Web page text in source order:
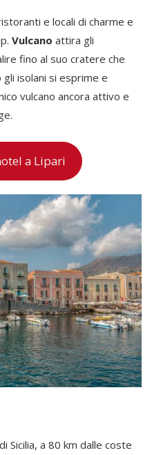
e locali di charme e
Vulcano attira gli
fino al suo cratere che
isolani si esprime e
vulcano ancora attivo e
a Lipari
Sicilia, a 80 km dalle coste